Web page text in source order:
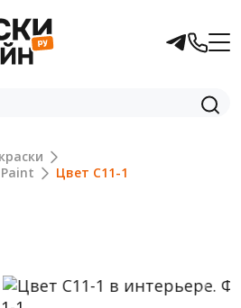
Цвет C11-1
Next